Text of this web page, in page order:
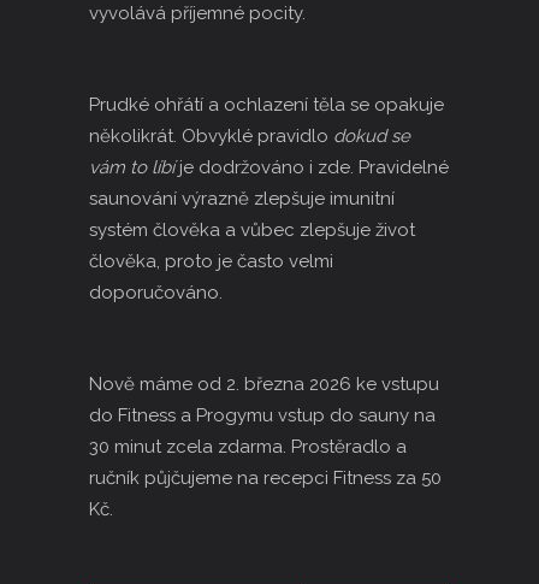
vyvolává příjemné pocity.
Prudké ohřátí a ochlazení těla se opakuje
několikrát. Obvyklé pravidlo dokud se
vám to líbíje dodržováno i zde. Pravidelné
saunování výrazně zlepšuje imunitní
systém člověka a vůbec zlepšuje život
člověka, proto je často velmi
doporučováno.
Nově máme od 2. března 2026 ke vstupu
do Fitness a Progymu vstup do sauny na
30 minut zcela zdarma. Prostěradlo a
ručník půjčujeme na recepci Fitness za 50
Kč.